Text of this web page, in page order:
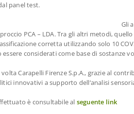
panel test.
Gli
PCA – LDA. Tra gli altri metodi,
corretta utilizzando solo 10
considerati come base di sostanze
Carapelli Firenze S.p.A., grazie al
innovativi a supporto dell’analisi
è consultabile al seguente link